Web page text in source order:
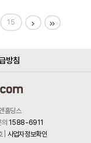
15
방침
홀딩스
1588-6911
| 사업자정보확인